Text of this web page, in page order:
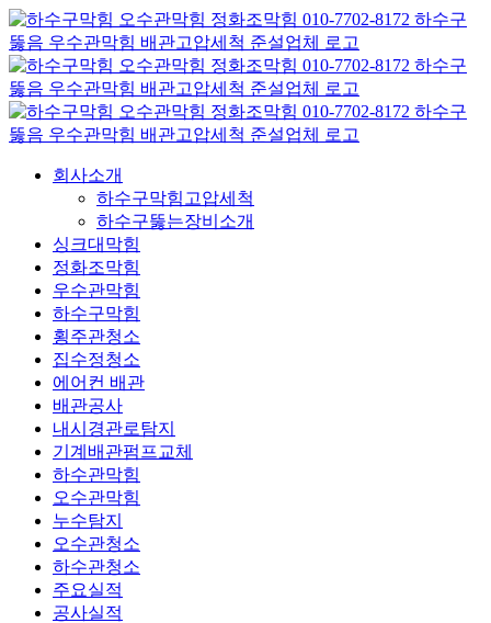
콘
텐
츠
로
건
너
회사소개
하수구막힘고압세척
하수구뚫는장비소개
싱크대막힘
정화조막힘
우수관막힘
하수구막힘
횡주관청소
집수정청소
에어컨 배관
배관공사
내시경관로탐지
기계배관펌프교체
하수관막힘
오수관막힘
누수탐지
오수관청소
하수관청소
주요실적
공사실적